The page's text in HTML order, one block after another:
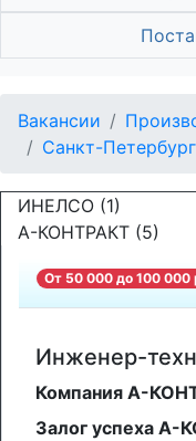
Вакансии
Санкт-Петербург
ИНЕЛСО (1)
А-КОНТРАКТ (5)
От 50 000 до 100 000
Инженер-
Компания А-
Залог успеха А-